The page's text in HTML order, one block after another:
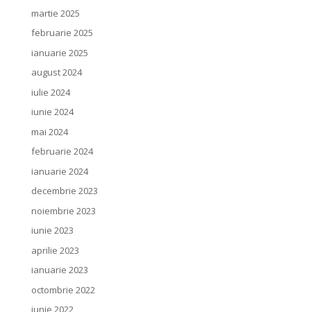
martie 2025
februarie 2025
ianuarie 2025
august 2024
iulie 2024
iunie 2024
mai 2024
februarie 2024
ianuarie 2024
decembrie 2023
noiembrie 2023
iunie 2023
aprilie 2023
ianuarie 2023
octombrie 2022
iunie 2022